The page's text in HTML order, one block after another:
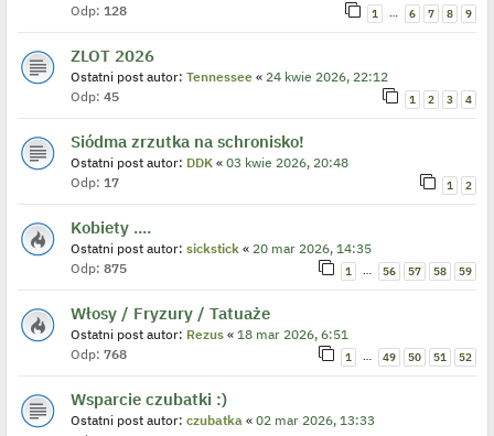
Odp: 128 1 … 6 7 8 9
ZLOT 2026
Ostatni post autor: Tennessee « 24 kwie 2026, 22:12
Odp: 45 1 2 3 4
Siódma zrzutka na schronisko!
Ostatni post autor: DDK « 03 kwie 2026, 20:48
Odp: 17 1 2
Kobiety ....
Ostatni post autor: sickstick « 20 mar 2026, 14:35
Odp: 875 1 … 56 57 58 59
Włosy / Fryzury / Tatuaże
Ostatni post autor: Rezus « 18 mar 2026, 6:51
Odp: 768 1 … 49 50 51 52
Wsparcie czubatki :)
Ostatni post autor: czubatka « 02 mar 2026, 13:33